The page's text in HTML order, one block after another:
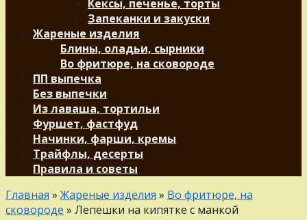
Кексы, печенье, торты
Запеканки и закуски
Жареные изделия
Блины, оладьи, сырники
Во фритюре, на сковороде
ПП выпечка
Без выпечки
Из лаваша, тортильи
Фуршет, фастфуд
Начинки, фарши, кремы
Трайфлы, десерты
Правила и советы
Главная » Жареные изделия » Во фритюре, на
сковороде » Лепешки на кипятке с манкой